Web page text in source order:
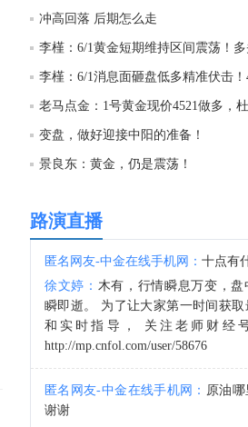
08:23:30
08:22:52
冲高回落 后期怎么走
变盘，做好迎接中阳的准备！
景良东：黄金，仍是震荡！
路演直播
匿名网友-中金在线手机网： 十点有
徐文婷： 木有，行情瞬息万变，盘
瞬即逝。 为了让大家第一时间获取
和实时指导， 关注老师财经
http://mp.cnfol.com/user/58676
匿名网友-中金在线手机网： 原油哪
谢谢